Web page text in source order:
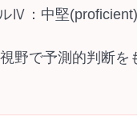
Ⅳ：中堅(proficient)
野で予測的判断を